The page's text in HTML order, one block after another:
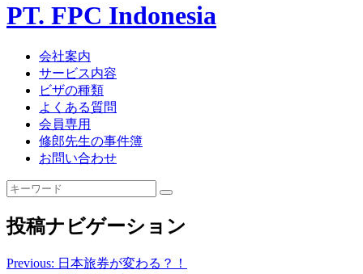
PT. FPC Indonesia
会社案内
サービス内容
ビザの種類
よくある質問
会員専用
修郎先生の事件簿
お問い合わせ
投稿ナビゲーション
Previous: 日本旅券が変わる？！